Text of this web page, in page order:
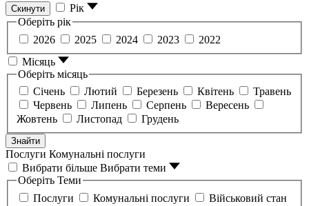
Скинути
Рік
Оберіть рік
2026
2025 2024 2023
2022
Місяць
Оберіть місяць
Січень
Лютий Березень Квітень
Травень
Червень
Липень Серпень
Вересень
Жовтень
Листопад Грудень
Знайти
Послуги Комунальні послуги
Вибрати більше Вибрати теми
Оберіть Теми
Послуги
Комунальні послуги
Військовий стан